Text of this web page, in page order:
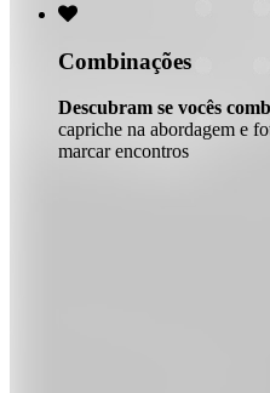

Combinações
Descubram se vocês
capriche na abordagem e
marcar encontros